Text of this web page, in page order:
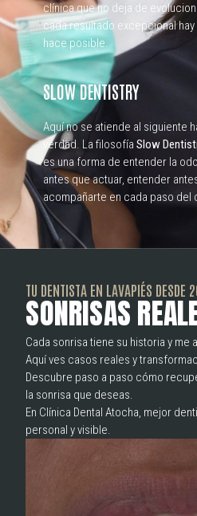
clínica que no deja de
cada resultado excepcional
hace posible.
SLOW DENTISTRY
Aquí no se atiende al siguiente
verdad. La filosofía Slow
es una forma de entender la
antes que actuar, entender
acompañarte en cada paso del
TU DENTISTA EN LAVAPIÉS DESDE
SONRISASREAL
Cada sonrisa tiene su historia y me
Aquí ves casos reales y
Descubre paso a paso cómo
la sonrisa que deseas.
En Clínica Dental Atocha, mejor
personal y visible.